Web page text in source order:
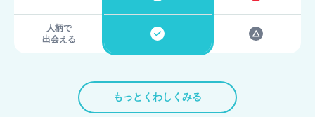
人柄で
出会える
もっとくわしくみる